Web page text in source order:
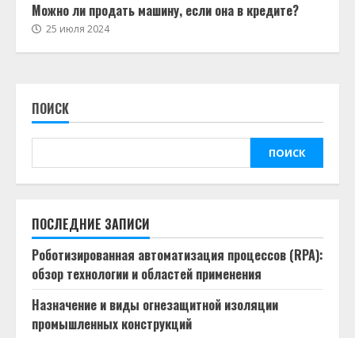
Можно ли продать машину, если она в кредите?
25 июля 2024
ПОИСК
ПОИСК
ПОСЛЕДНИЕ ЗАПИСИ
Роботизированная автоматизация процессов (RPA):
обзор технологии и областей применения
Назначение и виды огнезащитной изоляции
промышленных конструкций